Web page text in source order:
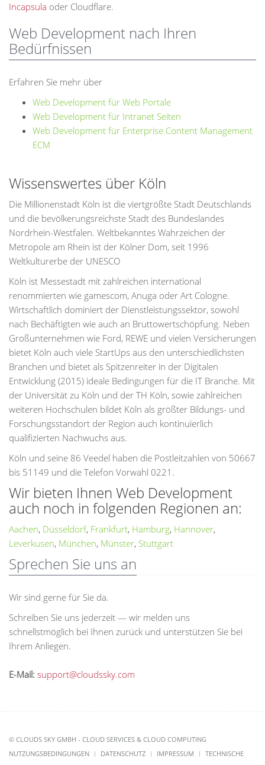
Incapsula oder Cloudflare.
Web Development nach Ihren
Bedürfnissen
Erfahren Sie mehr über
Web Development für Web Portale
Web Development für Intranet Seiten
Web Development für Enterprise Content Management
ECM
Wissenswertes über Köln
Die Millionenstadt Köln ist die viertgrößte Stadt Deutschlands
und die bevölkerungsreichste Stadt des Bundeslandes
Nordrhein-Westfalen. Weltbekanntes Wahrzeichen der
Metropole am Rhein ist der Kölner Dom, seit 1996
Weltkulturerbe der UNESCO
Köln ist Messestadt mit zahlreichen international
renommierten wie gamescom, Anuga oder Art Cologne.
Wirtschaftlich dominiert der Dienstleistungssektor, sowohl
nach Bechäftigten wie auch an Bruttowertschöpfung. Neben
Großunternehmen wie Ford, REWE und vielen Versicherungen
bietet Köln auch viele StartUps aus den unterschiedlichsten
Branchen und bietet als Spitzenreiter in der Digitalen
Entwicklung (2015) ideale Bedingungen für die IT Branche. Mit
der Universität zu Köln und der TH Köln, sowie zahlreichen
weiteren Hochschulen bildet Köln als größter Bildungs- und
Forschungsstandort der Region auch kontinuierlich
qualifizierten Nachwuchs aus.
Köln und seine 86 Veedel haben die Postleitzahlen von 50667
bis 51149 und die Telefon Vorwahl 0221.
Wir bieten Ihnen Web Development
auch noch in folgenden Regionen an:
Aachen, Düsseldorf, Frankfurt, Hamburg, Hannover,
Leverkusen, München, Münster, Stuttgart
Sprechen Sie uns an
Wir sind gerne für Sie da.
Schreiben Sie uns jederzeit — wir melden uns
schnellstmöglich bei Ihnen zurück und unterstützen Sie bei
Ihrem Anliegen.
E-Mail: support@cloudssky.com
© CLOUDS SKY GMBH - CLOUD SERVICES & CLOUD COMPUTING
NUTZUNGSBEDINGUNGEN
DATENSCHUTZ IMPRESSUM
TECHNISCHE